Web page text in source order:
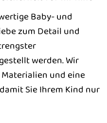
Baby- und
zum Detail und
werden. Wir
und eine
Sie Ihrem Kind nur